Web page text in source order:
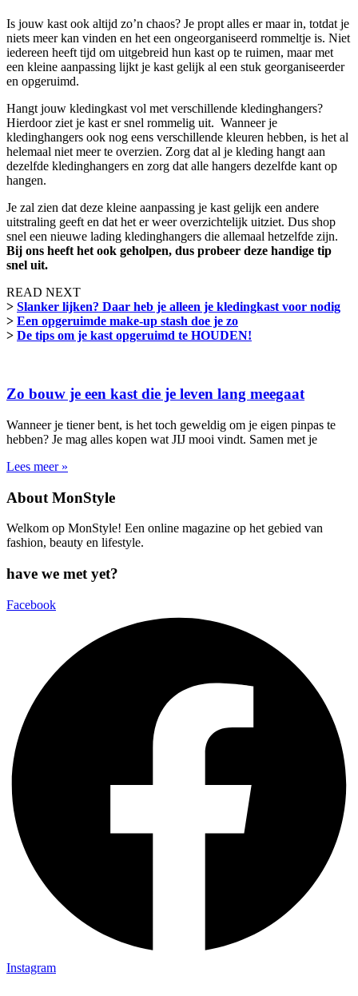
Is jouw kast ook altijd zo’n chaos? Je propt alles er maar in, totdat je
niets meer kan vinden en het een ongeorganiseerd rommeltje is. Niet
iedereen heeft tijd om uitgebreid hun kast op te ruimen, maar met
een kleine aanpassing lijkt je kast gelijk al een stuk georganiseerder
en opgeruimd.
Hangt jouw kledingkast vol met verschillende kledinghangers?
Hierdoor ziet je kast er snel rommelig uit. Wanneer je
kledinghangers ook nog eens verschillende kleuren hebben, is het al
helemaal niet meer te overzien. Zorg dat al je kleding hangt aan
dezelfde kledinghangers en zorg dat alle hangers dezelfde kant op
hangen.
Je zal zien dat deze kleine aanpassing je kast gelijk een andere
uitstraling geeft en dat het er weer overzichtelijk uitziet. Dus shop
snel een nieuwe lading kledinghangers die allemaal hetzelfde zijn.
Bij ons heeft het ook geholpen, dus probeer deze handige tip
snel uit.
READ NEXT
> Slanker lijken? Daar heb je alleen je kledingkast voor nodig
> Een opgeruimde make-up stash doe je zo
> De tips om je kast opgeruimd te HOUDEN!
Zo bouw je een kast die je leven lang meegaat
Wanneer je tiener bent, is het toch geweldig om je eigen pinpas te
hebben? Je mag alles kopen wat JIJ mooi vindt. Samen met je
Lees meer »
About MonStyle
Welkom op MonStyle! Een online magazine op het gebied van
fashion, beauty en lifestyle.
have we met yet?
Facebook
Instagram